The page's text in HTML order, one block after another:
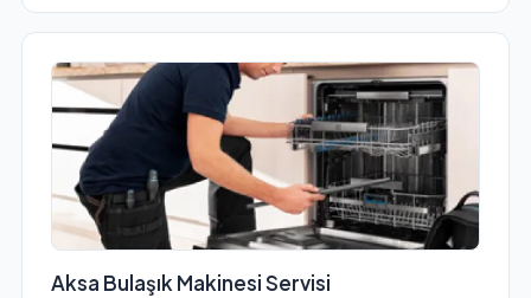
Aksa Bulaşık Makinesi Servisi